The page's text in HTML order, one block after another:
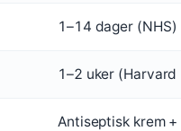
1–14 dager (NHS)
1–2 uker (Harvard
Antiseptisk krem